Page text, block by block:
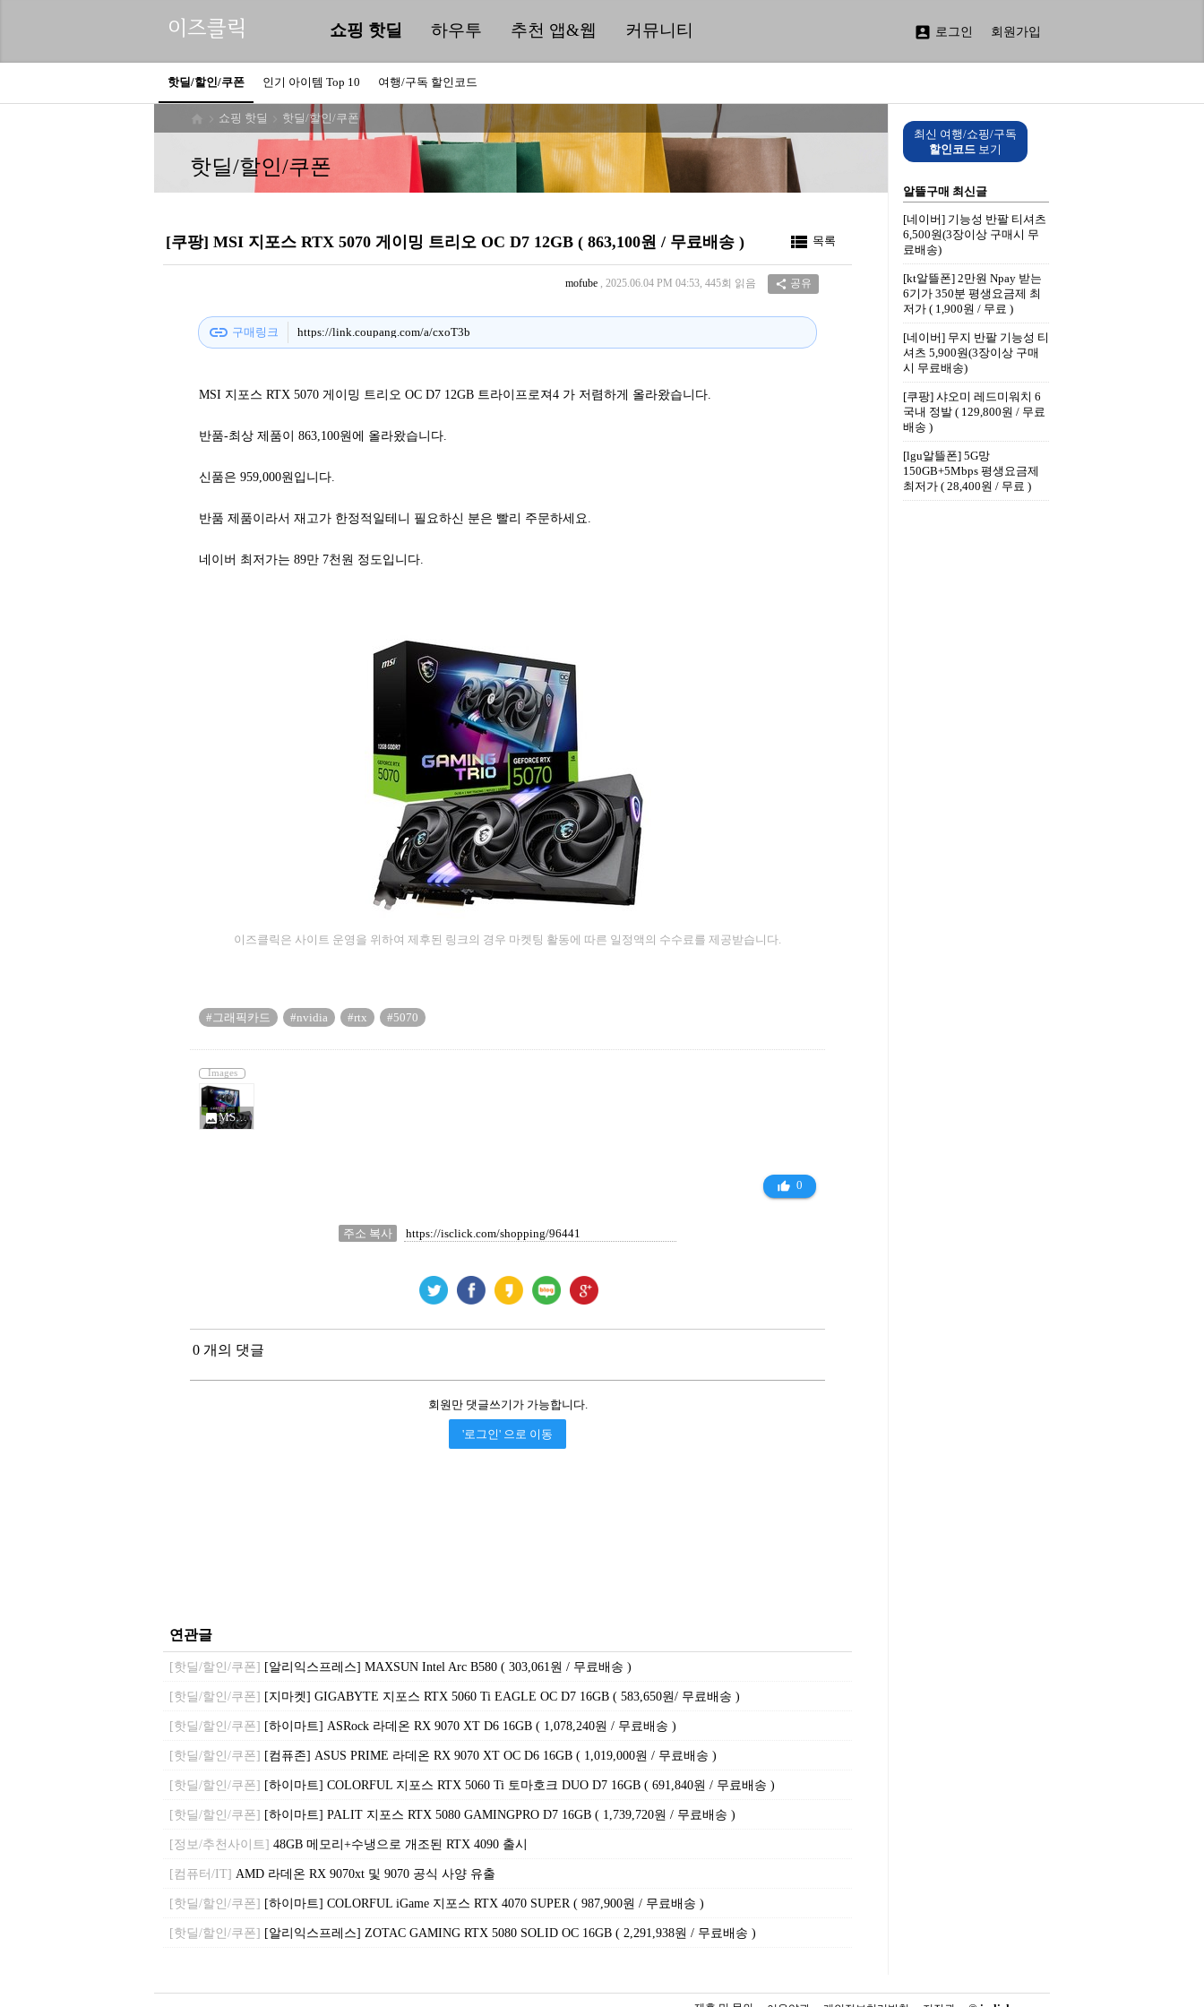
이즈클릭 쇼핑 핫딜 하우투 추천 앱&웹 커뮤니티  로그인 회원가입
핫딜/할인/쿠폰 인기 아이템 Top 10 여행/구독 할인코드
쇼핑 핫딜 핫딜/할인/쿠폰
핫딜/할인/쿠폰
[쿠팡] MSI 지포스 RTX 5070 게이밍 트리오 OC D7 12GB ( 863,100원 / 무료배송 )  목록
mofube , 2025.06.04 PM 04:53, 445회 읽음  공유
link 구매링크 https://link.coupang.com/a/cxoT3b
MSI 지포스 RTX 5070 게이밍 트리오 OC D7 12GB 트라이프로져4 가 저렴하게 올라왔습니다.
반품-최상 제품이 863,100원에 올라왔습니다.
신품은 959,000원입니다.
반품 제품이라서 재고가 한정적일테니 필요하신 분은 빨리 주문하세요.
네이버 최저가는 89만 7천원 정도입니다.
이즈클릭은 사이트 운영을 위하여 제후된 링크의 경우 마켓팅 활동에 따른 일정액의 수수료를 제공받습니다.
#그래픽카드 #nvidia #rtx #5070
Images
photoMSI 지포스 RTX 5070 게이밍 트리오 OC D7 12GB_4192926.jpg
thumb_up_alt 0
주소 복사
0 개의 댓글
회원만 댓글쓰기가 가능합니다.
'로그인' 으로 이동
연관글
[핫딜/할인/쿠폰] [알리익스프레스] MAXSUN Intel Arc B580 ( 303,061원 / 무료배송 )
[핫딜/할인/쿠폰] [지마켓] GIGABYTE 지포스 RTX 5060 Ti EAGLE OC D7 16GB ( 583,650원/ 무료배송 )
[핫딜/할인/쿠폰] [하이마트] ASRock 라데온 RX 9070 XT D6 16GB ( 1,078,240원 / 무료배송 )
[핫딜/할인/쿠폰] [컴퓨존] ASUS PRIME 라데온 RX 9070 XT OC D6 16GB ( 1,019,000원 / 무료배송 )
[핫딜/할인/쿠폰] [하이마트] COLORFUL 지포스 RTX 5060 Ti 토마호크 DUO D7 16GB ( 691,840원 / 무료배송 )
[핫딜/할인/쿠폰] [하이마트] PALIT 지포스 RTX 5080 GAMINGPRO D7 16GB ( 1,739,720원 / 무료배송 )
[정보/추천사이트] 48GB 메모리+수냉으로 개조된 RTX 4090 출시
[컴퓨터/IT] AMD 라데온 RX 9070xt 및 9070 공식 사양 유출
[핫딜/할인/쿠폰] [하이마트] COLORFUL iGame 지포스 RTX 4070 SUPER ( 987,900원 / 무료배송 )
[핫딜/할인/쿠폰] [알리익스프레스] ZOTAC GAMING RTX 5080 SOLID OC 16GB ( 2,291,938원 / 무료배송 )
최신 여행/쇼핑/구독
할인코드보기
알뜰구매 최신글
[네이버] 기능성 반팔 티셔츠
6,500원(3장이상 구매시 무
료배송)
[kt알뜰폰] 2만원 Npay 받는
6기가 350분 평생요금제 최
저가 ( 1,900원 / 무료 )
[네이버] 무지 반팔 기능성 티
셔츠 5,900원(3장이상 구매
시 무료배송)
[쿠팡] 샤오미 레드미워치 6
국내 정발 ( 129,800원 / 무료
배송 )
[lgu알뜰폰] 5G망
150GB+5Mbps 평생요금제
최저가 ( 28,400원 / 무료 )